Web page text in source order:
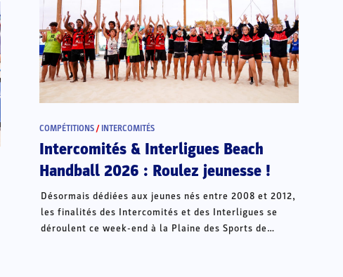
COMPÉTITIONS / INTERCOMITÉS
Intercomités & Interligues Beach
Handball 2026 : Roulez jeunesse !
Désormais dédiées aux jeunes nés entre 2008 et 2012,
les finalités des Intercomités et des Interligues se
déroulent ce week-end à la Plaine des Sports de